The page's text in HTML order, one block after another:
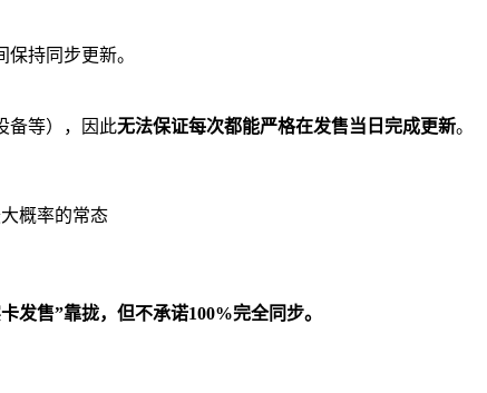
持同步更新。
备等），因此无法保证每次都能严格在发售当日完成更新。
概率的常态
发售”靠拢，但不承诺100%完全同步。